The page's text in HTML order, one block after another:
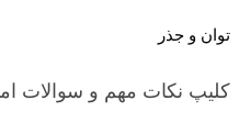
توان و جذر
کلیپ نکات مهم و سوالات